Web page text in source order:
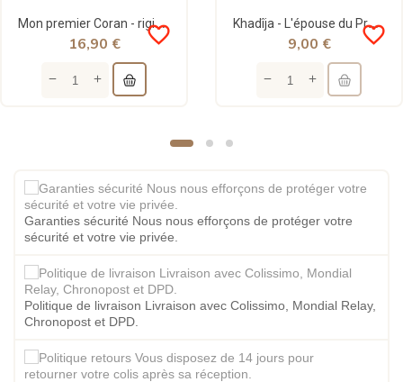
Mon premier Coran - rigide - livre d'histoires - Saniyasnain Khan - Orientica
favorite_border
16,90 €
Khadîja - L'épouse du Prophète Muhammad - Saniyasnain Khan - Orientica
favorite_border
9,00 €
Garanties sécurité Nous nous efforçons de protéger votre
sécurité et votre vie privée.
Politique de livraison Livraison avec Colissimo, Mondial Relay,
Chronopost et DPD.